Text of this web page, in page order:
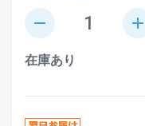
remove add
在庫あり